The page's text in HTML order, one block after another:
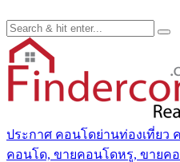
ประกาศ คอนโดย่านท่องเที่ยว
คอนโด, ขายคอนโดหรู, ขายค